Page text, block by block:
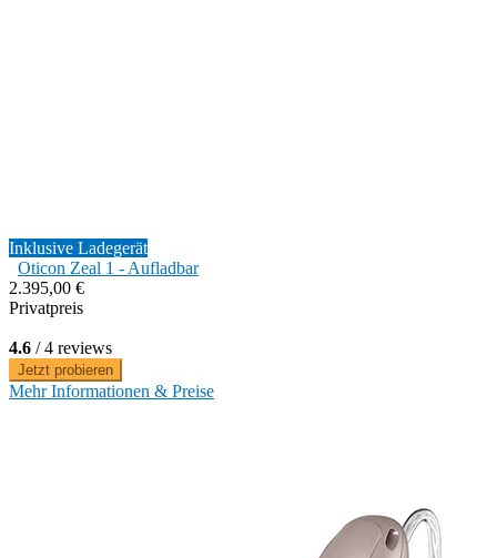
Inklusive Ladegerät
Oticon Zeal 1 - Aufladbar
2.395,00 €
Privatpreis
4.6 / 4 reviews
Jetzt probieren
Mehr Informationen & Preise